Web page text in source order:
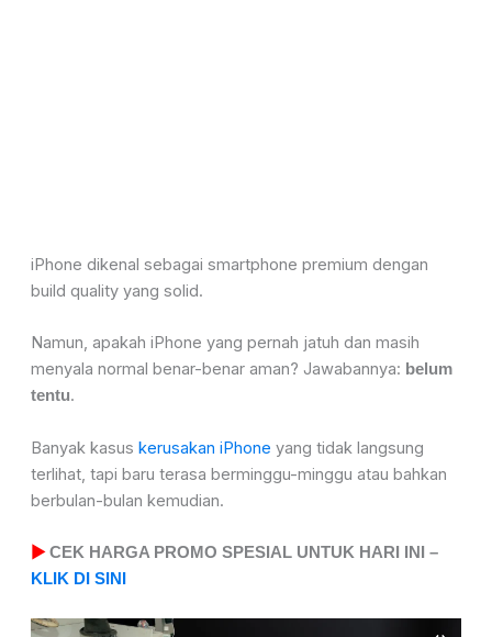
iPhone dikenal sebagai smartphone premium dengan
build quality yang solid.
Namun, apakah iPhone yang pernah jatuh dan masih
menyala normal benar-benar aman? Jawabannya: belum
tentu.
Banyak kasus kerusakan iPhone yang tidak langsung
terlihat, tapi baru terasa berminggu-minggu atau bahkan
berbulan-bulan kemudian.
▶CEK HARGA PROMO SPESIAL UNTUK HARI INI –
KLIK DI SINI